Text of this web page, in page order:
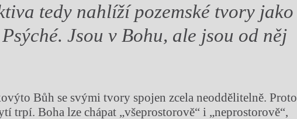
tedy nahlíží pozemské tvory jako
Jsou v Bohu, ale jsou od něj
Bůh se svými tvory spojen zcela neoddělitelně. Proto
trpí. Boha lze chápat „všeprostorově“ i „neprostorově“,